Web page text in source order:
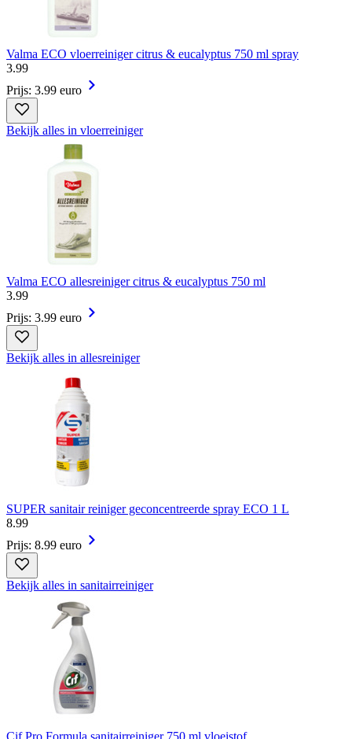
Valma ECO vloerreiniger citrus & eucalyptus 750 ml spray
3.99
Prijs: 3.99 euro
Bekijk alles in vloerreiniger
Valma ECO allesreiniger citrus & eucalyptus 750 ml
3.99
Prijs: 3.99 euro
Bekijk alles in allesreiniger
SUPER sanitair reiniger geconcentreerde spray ECO 1 L
8.99
Prijs: 8.99 euro
Bekijk alles in sanitairreiniger